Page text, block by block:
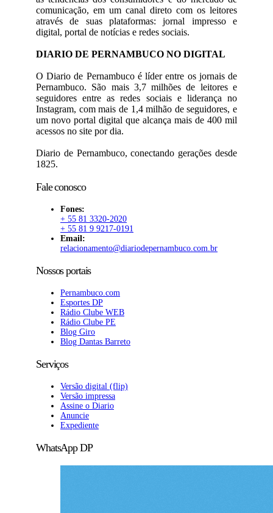
comunicação, em um canal direto com os leitores
através de suas plataformas: jornal impresso e
digital, portal de notícias e redes sociais.
DIARIO DE PERNAMBUCO NO DIGITAL
O Diario de Pernambuco é líder entre os jornais de
Pernambuco. São mais 3,7 milhões de leitores e
seguidores entre as redes sociais e liderança no
Instagram, com mais de 1,4 milhão de seguidores, e
um novo portal digital que alcança mais de 400 mil
acessos no site por dia.
Diario de Pernambuco, conectando gerações desde
1825.
Fale conosco
Fones:
+ 55 81 3320-2020
+ 55 81 9 9217-0191
Email:
relacionamento@diariodepernambuco.com.br
Nossos portais
Pernambuco.com
Esportes DP
Rádio Clube WEB
Rádio Clube PE
Blog Giro
Blog Dantas Barreto
Serviços
Versão digital (flip)
Versão impressa
Assine o Diario
Anuncie
Expediente
WhatsApp DP